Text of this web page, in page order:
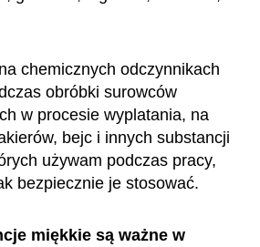
chemicznych odczynnikach
obróbki surowców
w procesie wyplatania, na
bejc i innych substancji
używam podczas pracy,
bezpiecznie je stosować.
miękkie są ważne w